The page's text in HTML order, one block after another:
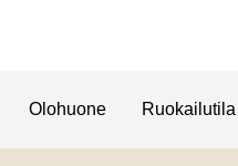
Olohuone Ruokailutila